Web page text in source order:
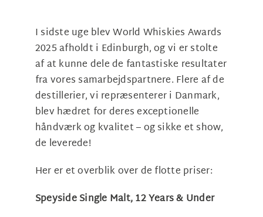
I sidste uge blev World Whiskies Awards
2025 afholdt i Edinburgh, og vi er stolte
af at kunne dele de fantastiske resultater
fra vores samarbejdspartnere. Flere af de
destillerier, vi repræsenterer i Danmark,
blev hædret for deres exceptionelle
håndværk og kvalitet – og sikke et show,
de leverede!
Her er et overblik over de flotte priser:
Speyside Single Malt, 12 Years & Under